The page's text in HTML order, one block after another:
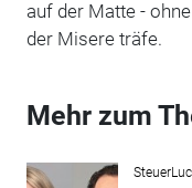
auf der Matte -
der Misere träfe.
Mehr zum